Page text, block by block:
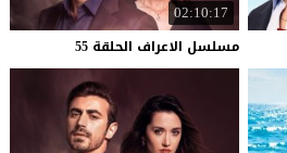
02:10:17
مسلسل الاعراف الحلقة 55